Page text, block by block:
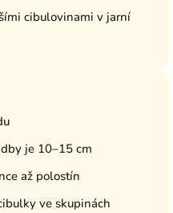
cibulovinami v jarní
je 10–15 cm
až polostín
ve skupinách